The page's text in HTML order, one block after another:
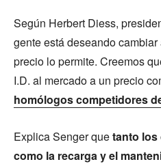
Según Herbert Diess,
gente está deseando
precio lo permite. Creemos
I.D. al mercado a un precio
homólogos competidores
Explica Senger quetanto los
como la recarga y el